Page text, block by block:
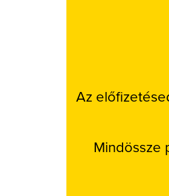
Az
Mindössze